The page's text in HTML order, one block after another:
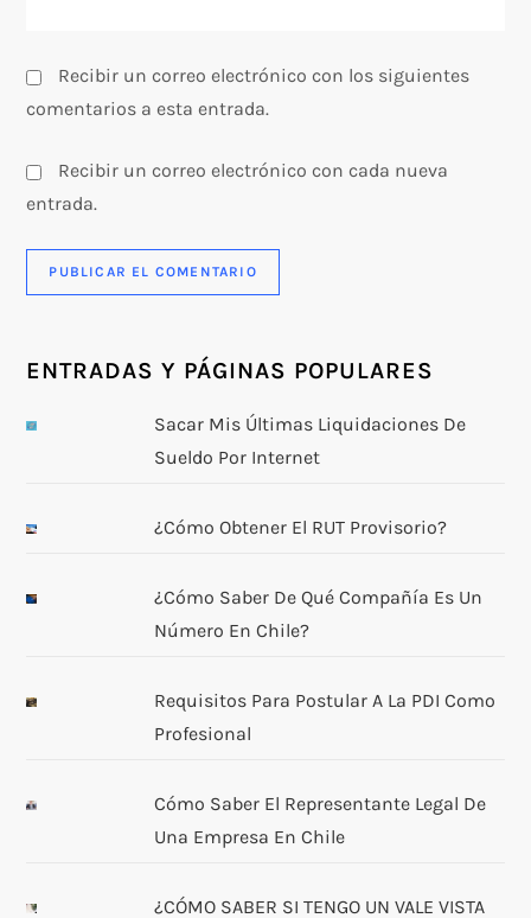
Recibir un correo electrónico con los siguientes
comentarios a esta entrada.
Recibir un correo electrónico con cada nueva
entrada.
ENTRADAS Y PÁGINAS POPULARES
Sacar Mis Últimas Liquidaciones De
Sueldo Por Internet
¿Cómo Obtener El RUT Provisorio?
¿Cómo Saber De Qué Compañía Es Un
Número En Chile?
Requisitos Para Postular A La PDI Como
Profesional
Cómo Saber El Representante Legal De
Una Empresa En Chile
¿CÓMO SABER SI TENGO UN VALE VISTA